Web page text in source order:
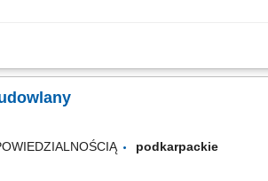
przy projektach z zakresu
podkarpackie